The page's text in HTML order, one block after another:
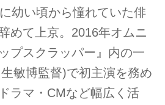
幼い頃から憧れていた俳
めて上京。2016年オムニ
プスクラッパー』内の一
敏博監督)で初主演を務め
ラマ・CMなど幅広く活